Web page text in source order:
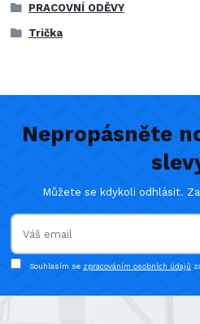
PRACOVNÍ ODĚVY
Trička
Nepropásněte
Můžete se kdykoli odhlásit.
Souhlasím se zpracováním osobních údajů